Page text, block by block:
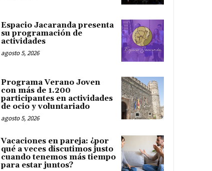
Espacio Jacaranda presenta
su programación de
actividades
agosto 5, 2026
Programa Verano Joven
con más de 1.200
participantes en actividades
de ocio y voluntariado
agosto 5, 2026
Vacaciones en pareja: ¿por
qué a veces discutimos justo
cuando tenemos más tiempo
para estar juntos?